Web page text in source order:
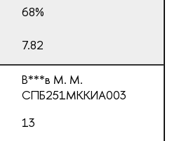
68%
7.82
В***в М. М.
СПБ251МККИА003
13